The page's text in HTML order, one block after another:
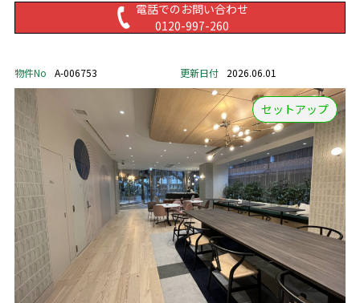
電話でのお問い合わせ
0120-997-260
物件No A-006753 更新日付 2026.06.01
セットアップ